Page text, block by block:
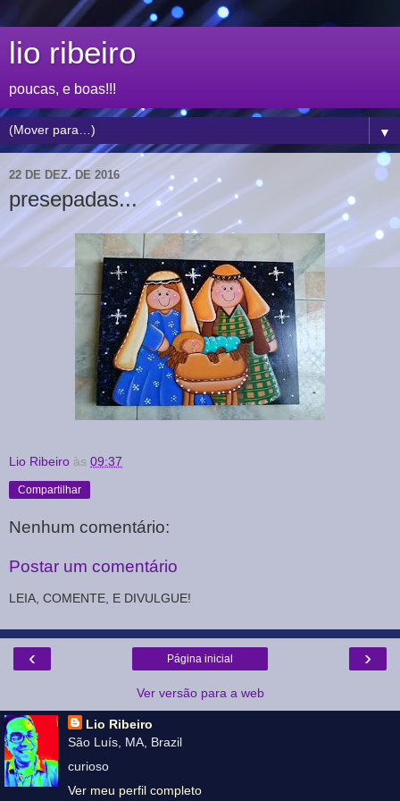
lio ribeiro
poucas, e boas!!!
▼
22 DE DEZ. DE 2016
presepadas...
Lio Ribeiro às 09:37
Compartilhar
Nenhum comentário:
Postar um comentário
LEIA, COMENTE, E DIVULGUE!
‹ ›
Página inicial
Ver versão para a web
Lio Ribeiro
São Luís, MA, Brazil
curioso
Ver meu perfil completo